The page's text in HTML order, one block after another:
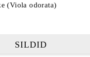
(Viola odorata)
SILDID